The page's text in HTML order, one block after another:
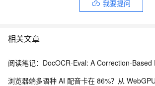
我要提问
相关文章